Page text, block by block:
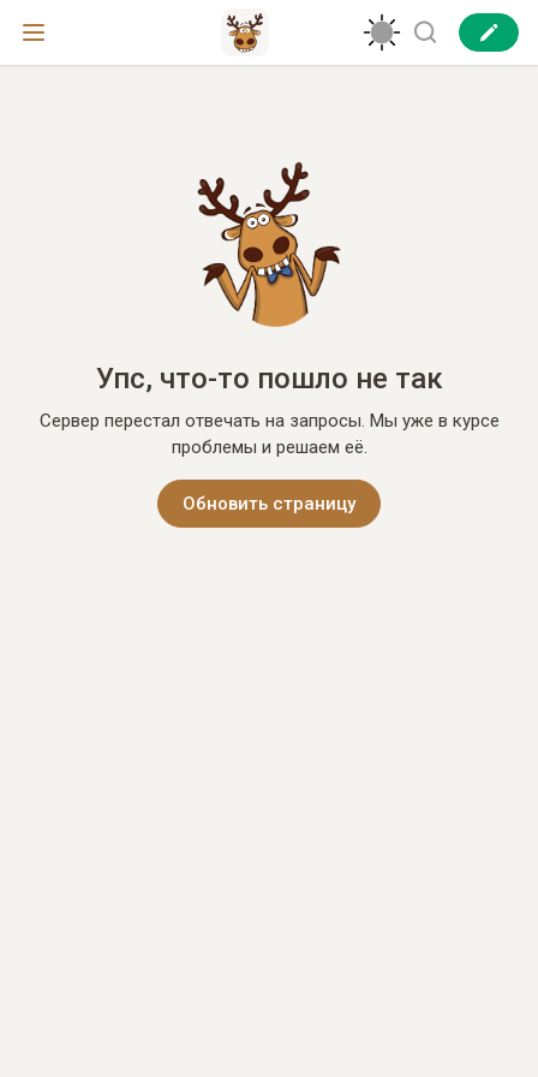
Упс, что-то пошло не так
Сервер перестал отвечать на запросы. Мы уже в курсе
проблемы и решаем её.
Обновить страницу